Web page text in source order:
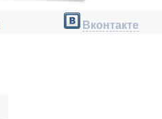
Вконтакте